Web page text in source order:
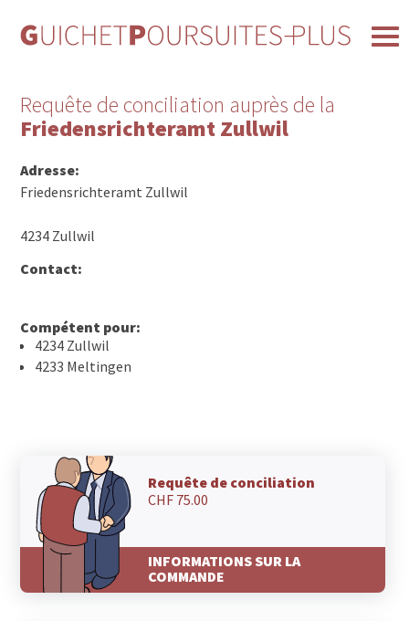
Requête de conciliation auprès de la
Friedensrichteramt Zullwil
Adresse:
Friedensrichteramt Zullwil
4234 Zullwil
Contact:
Compétent pour:
4234 Zullwil
4233 Meltingen
Requête de conciliation
CHF 75.00
INFORMATIONS SUR LA
COMMANDE